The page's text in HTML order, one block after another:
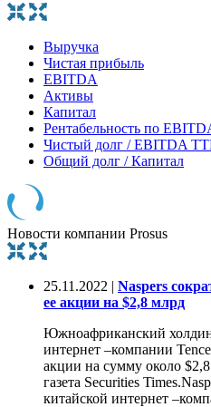
Выручка
Чистая прибыль
EBITDA
Активы
Капитал
Рентабельность по
Чистый долг / EBITDA
Общий долг / Капитал
Новости компании Prosus
25.11.2022 | Naspers
ее акции на $2,8 млрд
Южноафриканский
интернет –компании
акции на сумму около
газета Securities
китайской интернет